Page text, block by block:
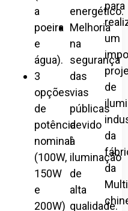
a
poeira
e
água).
3
opções
de
potência
nominal
(100W,
150W
e
200W)
energético.
Melhoria
na
segurança
das
vias
públicas
devido
à
iluminação
de
alta
qualidade.
para
um
de
da
da